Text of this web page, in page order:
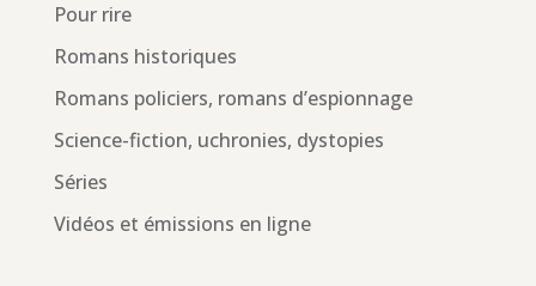
Pour rire
Romans historiques
Romans policiers, romans d’espionnage
Science-fiction, uchronies, dystopies
Séries
Vidéos et émissions en ligne